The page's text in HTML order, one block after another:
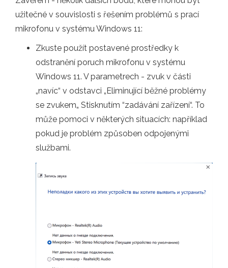
užitečné v souvislosti s řešením problémů s prací
mikrofonu v systému Windows 11:
Zkuste použít postavené prostředky k
odstranění poruch mikrofonu v systému
Windows 11. V parametrech - zvuk v části
„navíc“ v odstavci „Eliminující běžné problémy
se zvukem„ Stisknutím “zadávání zařízení“. To
může pomoci v některých situacích: například
pokud je problém způsoben odpojenými
službami.